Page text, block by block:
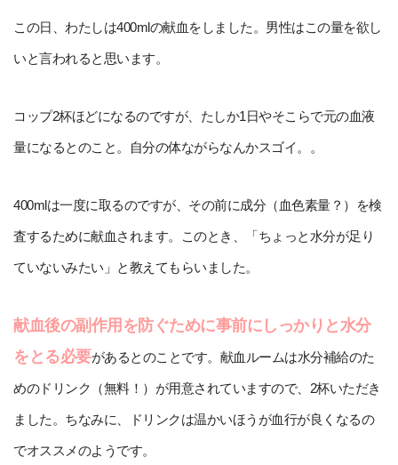
この日、わたしは400mlの献血をしました。男性はこの量を欲し
いと言われると思います。
コップ2杯ほどになるのですが、たしか1日やそこらで元の血液
量になるとのこと。自分の体ながらなんかスゴイ。。
400mlは一度に取るのですが、その前に成分（血色素量？）を検
査するために献血されます。このとき、「ちょっと水分が足り
ていないみたい」と教えてもらいました。
献血後の副作用を防ぐために事前にしっかりと水分
をとる必要があるとのことです。献血ルームは水分補給のた
めのドリンク（無料！）が用意されていますので、2杯いただき
ました。ちなみに、ドリンクは温かいほうが血行が良くなるの
でオススメのようです。